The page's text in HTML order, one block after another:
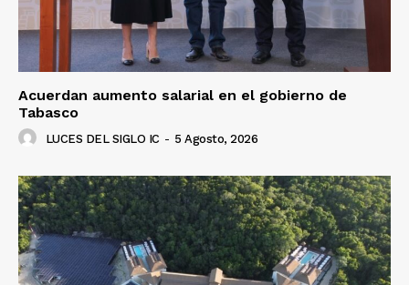
Luces
Del Siglo
Acuerdan aumento salarial en el gobierno de
Tabasco
LUCES DEL SIGLO IC - 5 Agosto, 2026